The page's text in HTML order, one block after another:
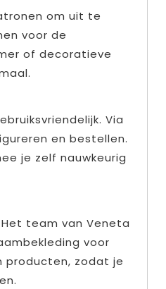
om uit te
voor de
of decoratieve
Via
en bestellen.
je zelf nauwkeurig
team van Veneta
voor
producten, zodat je